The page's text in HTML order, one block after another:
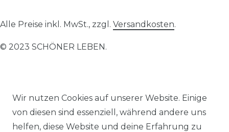
Wir nutzen Cookies auf unserer Website. Einige
von diesen sind essenziell, während andere uns
helfen, diese Website und deine Erfahrung zu
Alle Preise inkl. MwSt., zzgl. Versandkosten.
© 2023 SCHÖNER LEBEN.
Impressum Daten­schutz­erklärung AGB